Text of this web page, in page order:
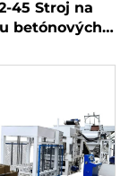
45 Stroj na
betónových